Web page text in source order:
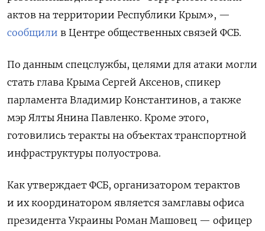
актов на территории Республики Крым», —
сообщили в Центре общественных связей ФСБ.
По данным спецслужбы, целями для атаки могли
стать глава Крыма Сергей Аксенов, спикер
парламента Владимир Константинов, а также
мэр Ялты Янина Павленко. Кроме этого,
готовились теракты на объектах транспортной
инфраструктуры полуострова.
Как утверждает ФСБ, организатором терактов
и их координатором является замглавы офиса
президента Украины Роман Машовец — офицер